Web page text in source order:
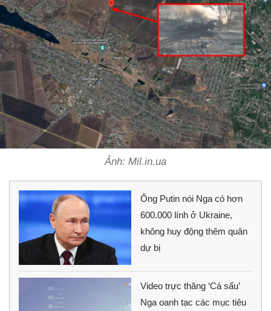
Ảnh: Mil.in.ua
Ông Putin nói Nga có hơn
600.000 lính ở Ukraine,
không huy động thêm quân
dự bị
Video trực thăng ‘Cá sấu’
Nga oanh tạc các mục tiêu